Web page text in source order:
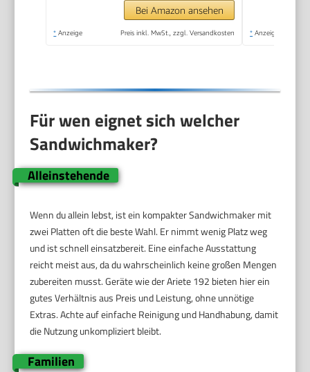
platzsparende
Aufbewahrung,
Bei Amazon ansehen
* Anzeige Preis inkl. MwSt., zzgl. Versandkosten * Anzeige
Für wen eignet sich welcher
Sandwichmaker?
Alleinstehende
Wenn du allein lebst, ist ein kompakter Sandwichmaker mit
zwei Platten oft die beste Wahl. Er nimmt wenig Platz weg
und ist schnell einsatzbereit. Eine einfache Ausstattung
reicht meist aus, da du wahrscheinlich keine großen Mengen
zubereiten musst. Geräte wie der Ariete 192 bieten hier ein
gutes Verhältnis aus Preis und Leistung, ohne unnötige
Extras. Achte auf einfache Reinigung und Handhabung, damit
die Nutzung unkompliziert bleibt.
Familien